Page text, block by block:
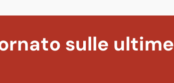
sulle ultime